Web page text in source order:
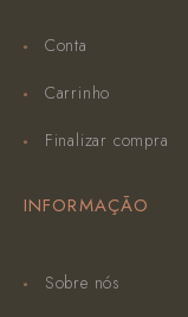
Conta
Carrinho
Finalizar compra
INFORMAÇÃO
Sobre nós